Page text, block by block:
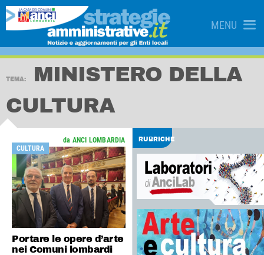
MENU
TEMA:
MINISTERO DELLA
CULTURA
da ANCI LOMBARDIA
CULTURA
Portare le opere d’arte
nei Comuni lombardi
RUBRICHE